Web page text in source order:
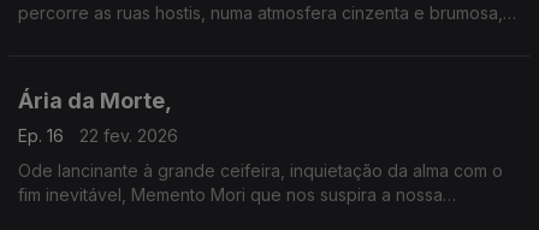
percorre as ruas hostis, numa atmosfera cinzenta e brumosa,
Ária da Morte,
Ep. 16
22 fev. 2026
Ode lancinante à grande ceifeira, inquietação da alma com o
fim inevitável, Memento Mori que nos suspira a nossa